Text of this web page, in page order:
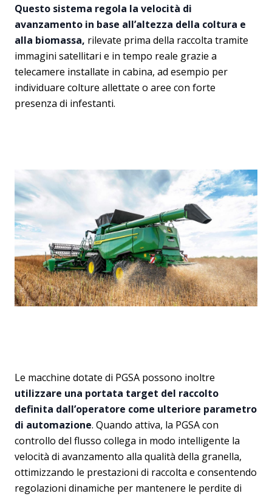
Questo sistema regola la velocità di
avanzamento in base all’altezza della coltura e
alla biomassa, rilevate prima della raccolta tramite
immagini satellitari e in tempo reale grazie a
telecamere installate in cabina, ad esempio per
individuare colture allettate o aree con forte
presenza di infestanti.
Le macchine dotate di PGSA possono inoltre
utilizzare una portata target del raccolto
definita dall’operatore come ulteriore parametro
di automazione. Quando attiva, la PGSA con
controllo del flusso collega in modo intelligente la
velocità di avanzamento alla qualità della granella,
ottimizzando le prestazioni di raccolta e consentendo
regolazioni dinamiche per mantenere le perdite di